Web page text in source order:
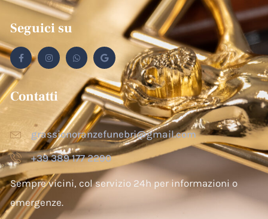
Seguici su
Contatti
grassionoranzefunebri@gmail.com
+39 389 177 2290
Sempre vicini, col servizio 24h per informazioni o
emergenze.